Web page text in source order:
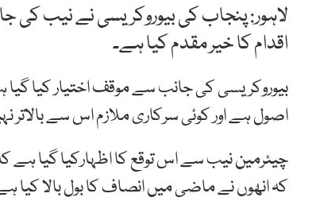
لاہور: پنجاب کی بیوروکریسی نے نیب
اقدام کا خیر مقدم کیا ہے۔
بیوروکریسی کی جانب سے موقف اختیار کیا
اصول ہے اور کوئی سرکاری ملازم اس سے بالاتر
چیئرمین نیب سے اس توقع کا اظہارکیا گیا
کہ انھوں نے ماضی میں انصاف کا بول بالا کیا